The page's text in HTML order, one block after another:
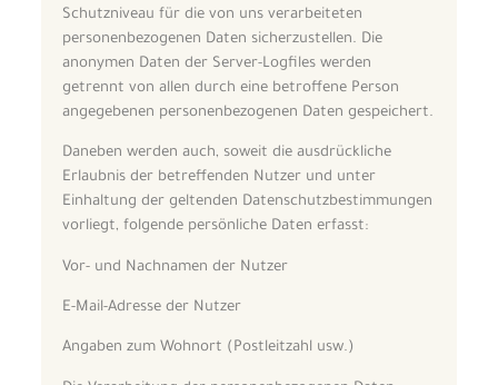
Schutzniveau für die von uns verarbeiteten
personenbezogenen Daten sicherzustellen. Die
anonymen Daten der Server-Logfiles werden
getrennt von allen durch eine betroffene Person
angegebenen personenbezogenen Daten gespeichert.
Daneben werden auch, soweit die ausdrückliche
Erlaubnis der betreffenden Nutzer und unter
Einhaltung der geltenden Datenschutzbestimmungen
vorliegt, folgende persönliche Daten erfasst:
Vor- und Nachnamen der Nutzer
E-Mail-Adresse der Nutzer
Angaben zum Wohnort (Postleitzahl usw.)